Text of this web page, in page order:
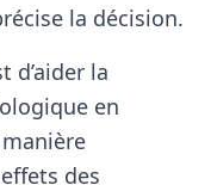
la décision.
d’aider la
en
des